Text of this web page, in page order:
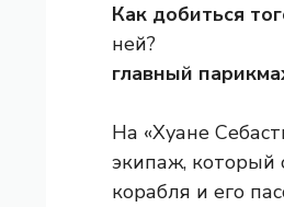
Как добиться
ней?
главный
На «Хуане
экипаж, который
корабля и его